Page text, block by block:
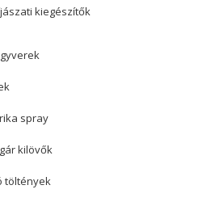
kiegészítők
spray
kilövők
töltények